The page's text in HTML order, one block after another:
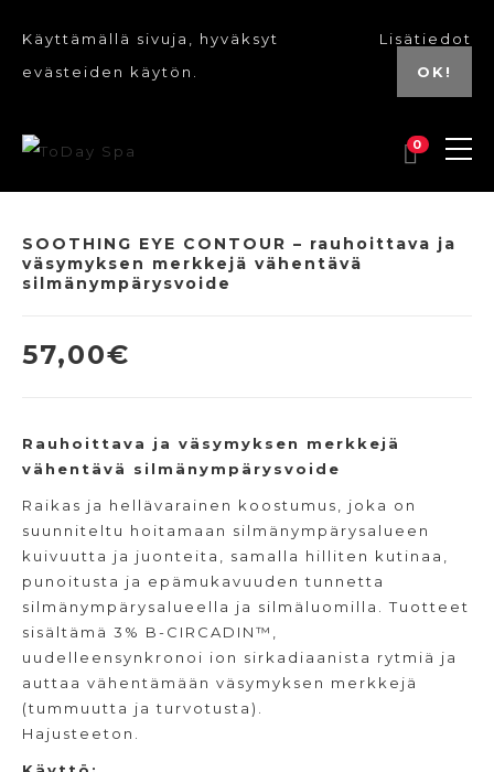
Käyttämällä sivuja, hyväksyt
evästeiden käytön.
Lisätiedot
OK!
0
SOOTHING EYE CONTOUR – rauhoittava ja
väsymyksen merkkejä vähentävä
silmänympärysvoide
57,00€
Rauhoittava ja väsymyksen merkkejä
vähentävä silmänympärysvoide
Raikas ja hellävarainen koostumus, joka on
suunniteltu hoitamaan silmänympärysalueen
kuivuutta ja juonteita, samalla hilliten kutinaa,
punoitusta ja epämukavuuden tunnetta
silmänympärysalueella ja silmäluomilla. Tuotteet
sisältämä 3% B-CIRCADIN™,
uudelleensynkronoi ion sirkadiaanista rytmiä ja
auttaa vähentämään väsymyksen merkkejä
(tummuutta ja turvotusta).
Hajusteeton.